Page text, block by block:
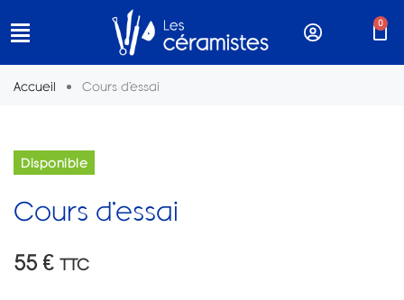
0
Accueil Cours d’essai
Disponible
Cours d’essai
55 € TTC